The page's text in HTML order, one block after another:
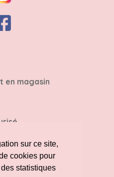
sur ce site,
cookies pour
statistiques
en magasin
sous 14 jours